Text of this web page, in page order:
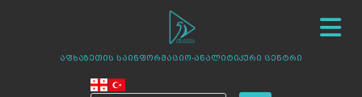
აფხაზეთის საინფორმაციო-ანალიტიკური ცენტრი
სიახლეები
ჩვენ შესახებ
ცენტრის პროექტები